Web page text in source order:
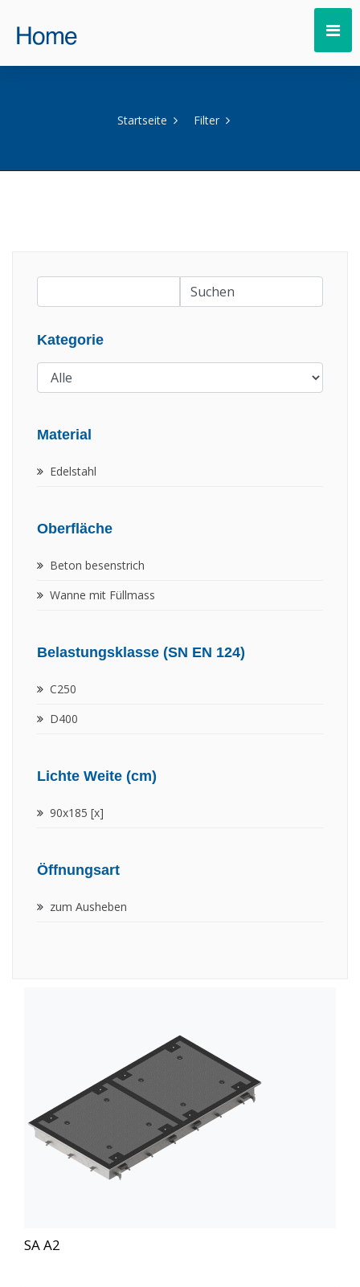
Startseite Filter
Kategorie
Material
Edelstahl
Oberfläche
Beton besenstrich
Wanne mit Füllmass
Belastungsklasse (SN EN 124)
C250
D400
Lichte Weite (cm)
90x185 [x]
Öffnungsart
zum Ausheben
SA A2